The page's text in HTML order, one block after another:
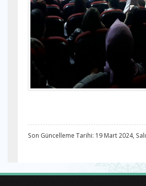
Son Güncelleme Tarihi: 19 Mart 2024, Salı